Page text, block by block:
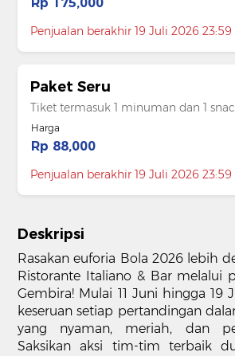
Penjualan berakhir 19 Juli 2026 23:59
Paket Seru
Tiket termasuk 1 minuman dan 1
Harga
Rp 88,000
Penjualan berakhir 19 Juli 2026 23:59
Deskripsi
Rasakan euforia Bola 2026 lebih
Ristorante Italiano & Bar melalui
Gembira! Mulai 11 Juni hingga 19
keseruan setiap pertandingan
yang nyaman, meriah, dan
Saksikan aksi tim-tim terbaik